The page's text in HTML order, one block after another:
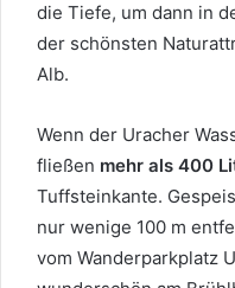
die Tiefe, um dann in
der schönsten
Alb.
Wenn der Uracher
fließen mehr als 400
Tuffsteinkante.
nur wenige 100 m
vom Wanderparkplatz